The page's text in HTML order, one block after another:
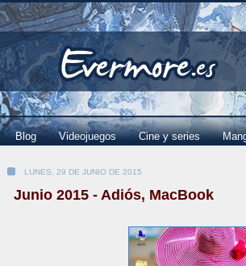
Blog Videojuegos Cine y series
LUNES, 29 DE JUNIO DE 2015
Junio 2015 - Adiós, MacBook